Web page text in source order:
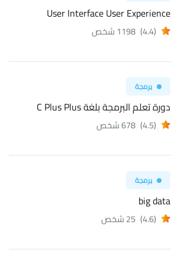
User Interface User Experience
(4.4) 1198 شخص
برمجة
دورة تعلم البرمجة بلغة C Plus Plus
(4.5) 678 شخص
برمجة
big data
(4.6) 25 شخص